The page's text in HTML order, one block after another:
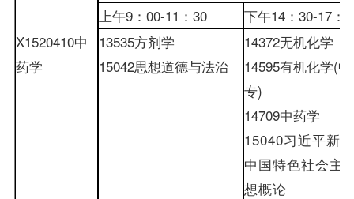
上午9： 00-11 ： 30 下午14： 30-17：
X1520410中
药学
13535方剂学 14372无机化学
15042思想道德与法治 14595有机化学(
专)
14709中药学
15040习近平新
中国特色社会主
想概论